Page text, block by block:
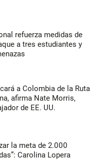
refuerza medidas de
a tres estudiantes y
a Colombia de la Ruta
afirma Nate Morris,
de EE. UU.
la meta de 2.000
Carolina Lopera